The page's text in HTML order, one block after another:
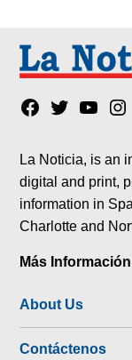
Facebook
TwitterYouTube
La Noticia, is an
digital and print,
information in
Charlotte and
Más Información
About Us
Contáctenos